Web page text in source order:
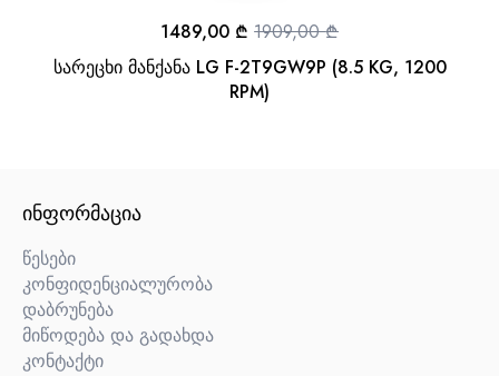
სარეცხი მანქანა LG F-2T9GW9P (8.5 KG, 1200
RPM)
1909,00₾
1489,00 ₾
ᲘᲜᲤᲝᲠᲛᲐᲪᲘᲐ
წესები
კონფიდენციალურობა
დაბრუნება
მიწოდება და გადახდა
კონტაქტი